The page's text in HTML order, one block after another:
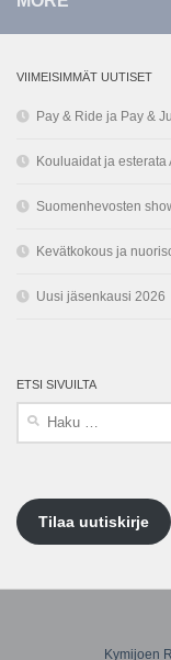
VIIMEISIMMÄT UUTISET
Pay & Ride ja Pay &
Kouluaidat ja
Suomenhevosten
Kevätkokous ja
Uusi jäsenkausi 2026
ETSI SIVUILTA
Tilaa uutiskirje
Kymijoen